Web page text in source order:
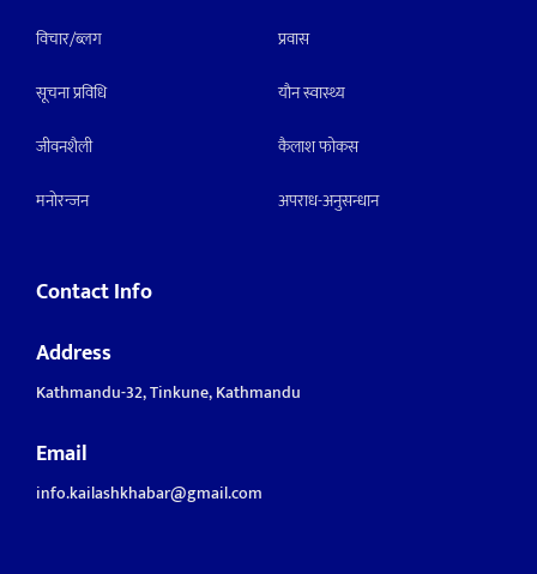
विचार/ब्लग
सूचना प्रविधि
जीवनशैली
मनाेरन्जन
प्रवास
याैन स्वास्थ्य
कैलाश फोकस
अपराध-अनुसन्धान
Contact Info
Address
Kathmandu-32, Tinkune, Kathmandu
Email
info.kailashkhabar@gmail.com